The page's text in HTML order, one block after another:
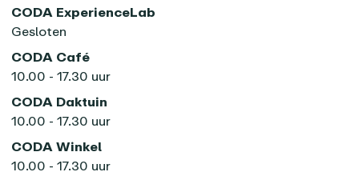
CODA ExperienceLab
Gesloten
CODA Café
10.00 - 17.30 uur
CODA Daktuin
10.00 - 17.30 uur
CODA Winkel
10.00 - 17.30 uur